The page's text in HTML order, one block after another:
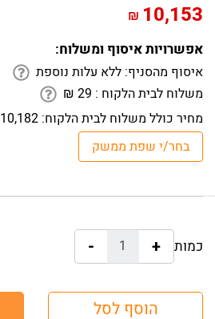
₪
10,153
₪
אפשרויות איסוף ומשלוח:
איסוף מהסניף: ללא עלות נוספת
משלוח לבית הלקוח :
₪ 29
מחיר כולל משלוח לבית הלקוח: 10,182 ₪
כמות: +
-
הוסף לסל